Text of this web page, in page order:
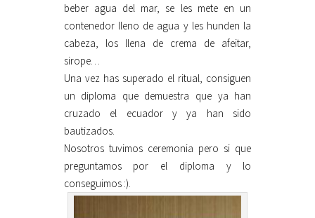
beber agua del mar, se les mete en un
contenedor lleno de agua y les hunden la
cabeza, los llena de crema de afeitar,
sirope…
Una vez has superado el ritual, consiguen
un diploma que demuestra que ya han
cruzado el ecuador y ya han sido
bautizados.
Nosotros tuvimos ceremonia pero si que
preguntamos por el diploma y lo
conseguimos :).